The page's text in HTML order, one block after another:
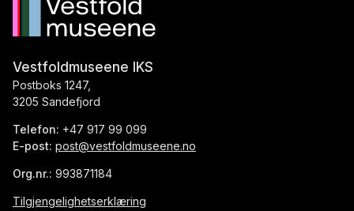
Vestfoldmuseene IKS
Postboks 1247,
3205 Sandefjord
Telefon: +47 917 99 099
E-post: post@vestfoldmuseene.no
Org.nr.: 993871184
Tilgjengelighetserklæring